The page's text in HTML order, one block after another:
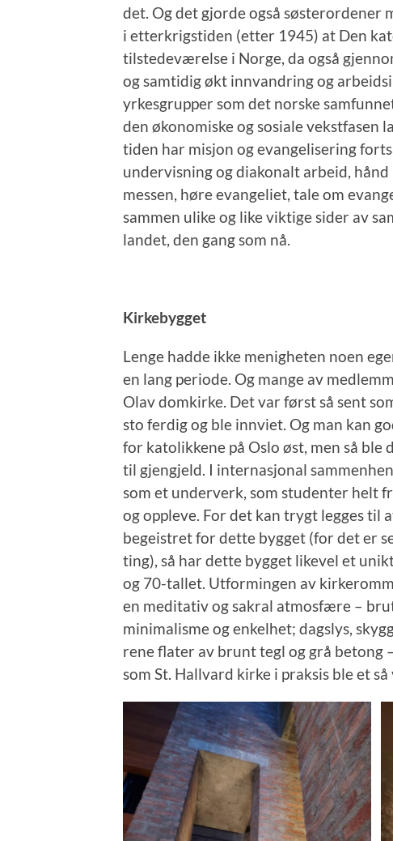
det. Og det gjorde også søsterordener
i etterkrigstiden (etter 1945) at Den
tilstedeværelse i Norge, da også
og samtidig økt innvandring og
yrkesgrupper som det norske
den økonomiske og sosiale vekstfasen
tiden har misjon og evangelisering
undervisning og diakonalt arbeid,
messen, høre evangeliet, tale om
sammen ulike og like viktige sider av
landet, den gang som nå.
Kirkebygget
Lenge hadde ikke menigheten noen
en lang periode. Og mange av
Olav domkirke. Det var først så sent
sto ferdig og ble innviet. Og man kan
for katolikkene på Oslo øst, men så
til gjengjeld. I internasjonal
som et underverk, som studenter helt
og oppleve. For det kan trygt legges til
begeistret for dette bygget (for det er
ting), så har dette bygget likevel et
og 70-tallet. Utformingen av
en meditativ og sakral atmosfære –
minimalisme og enkelhet; dagslys,
rene flater av brunt tegl og grå betong
som St. Hallvard kirke i praksis ble et